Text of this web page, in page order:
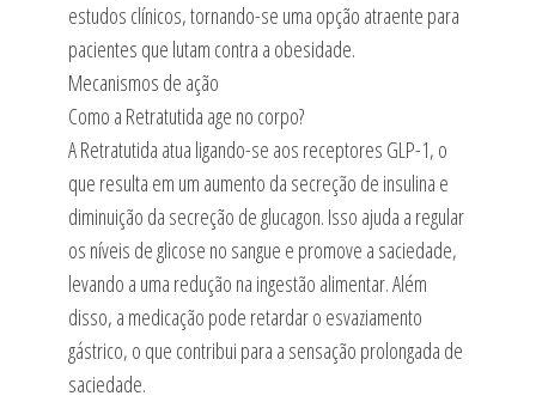
estudos clínicos, tornando-se uma opção atraente para
pacientes que lutam contra a obesidade.
Mecanismos de ação
Como a Retratutida age no corpo?
A Retratutida atua ligando-se aos receptores GLP-1, o
que resulta em um aumento da secreção de insulina e
diminuição da secreção de glucagon. Isso ajuda a regular
os níveis de glicose no sangue e promove a saciedade,
levando a uma redução na ingestão alimentar. Além
disso, a medicação pode retardar o esvaziamento
gástrico, o que contribui para a sensação prolongada de
saciedade.